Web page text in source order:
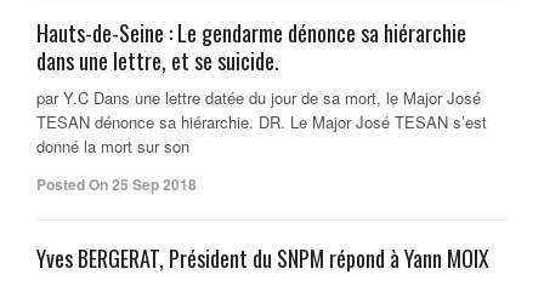
Hauts-de-Seine : Le gendarme dénonce sa hiérarchie
dans une lettre, et se suicide.
par Y.C Dans une lettre datée du jour de sa mort, le Major José
TESAN dénonce sa hiérarchie. DR. Le Major José TESAN s’est
donné la mort sur son
Posted On 25 Sep 2018
Yves BERGERAT, Président du SNPM répond à Yann MOIX